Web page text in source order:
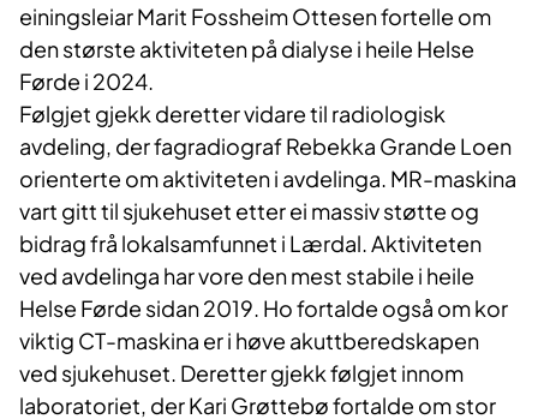
einingsleiar Marit Fossheim Ottesen fortelle om
den største aktiviteten på dialyse i heile Helse
Førde i 2024.
Følgjet gjekk deretter vidare til radiologisk
avdeling, der fagradiograf Rebekka Grande Loen
orienterte om aktiviteten i avdelinga. MR-maskina
vart gitt til sjukehuset etter ei massiv støtte og
bidrag frå lokalsamfunnet i Lærdal. Aktiviteten
ved avdelinga har vore den mest stabile i heile
Helse Førde sidan 2019. Ho fortalde også om kor
viktig CT-maskina er i høve akuttberedskapen
ved sjukehuset. Deretter gjekk følgjet innom
laboratoriet, der Kari Grøttebø fortalde om stor